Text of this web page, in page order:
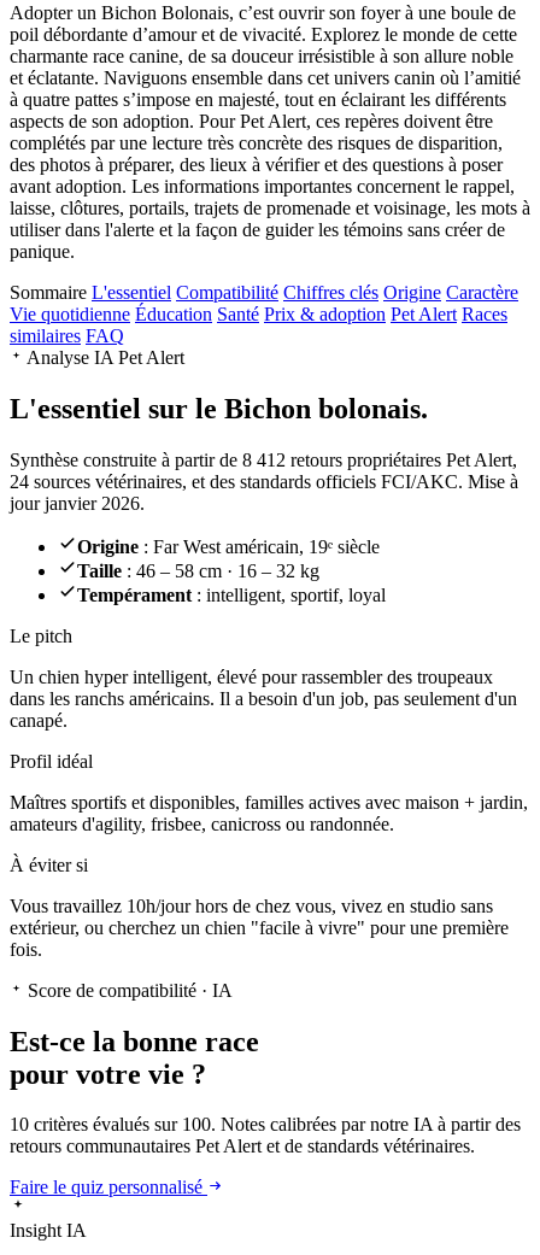
Adopter un Bichon Bolonais, c’est ouvrir son foyer à une boule de
poil débordante d’amour et de vivacité. Explorez le monde de cette
charmante race canine, de sa douceur irrésistible à son allure noble
et éclatante. Naviguons ensemble dans cet univers canin où l’amitié
à quatre pattes s’impose en majesté, tout en éclairant les différents
aspects de son adoption. Pour Pet Alert, ces repères doivent être
complétés par une lecture très concrète des risques de disparition,
des photos à préparer, des lieux à vérifier et des questions à poser
avant adoption. Les informations importantes concernent le rappel,
laisse, clôtures, portails, trajets de promenade et voisinage, les mots à
utiliser dans l'alerte et la façon de guider les témoins sans créer de
panique.
Sommaire L'essentiel Compatibilité Chiffres clés Origine Caractère
Vie quotidienne Éducation Santé Prix & adoption Pet Alert Races
similaires FAQ
Analyse IA Pet Alert
L'essentiel sur le Bichon bolonais.
Synthèse construite à partir de 8 412 retours propriétaires Pet Alert,
24 sources vétérinaires, et des standards officiels FCI/AKC. Mise à
jour janvier 2026.
Origine : Far West américain, 19ᵉ siècle
Taille : 46 – 58 cm · 16 – 32 kg
Tempérament : intelligent, sportif, loyal
Le pitch
Un chien hyper intelligent, élevé pour rassembler des troupeaux
dans les ranchs américains. Il a besoin d'un job, pas seulement d'un
canapé.
Profil idéal
Maîtres sportifs et disponibles, familles actives avec maison + jardin,
amateurs d'agility, frisbee, canicross ou randonnée.
À éviter si
Vous travaillez 10h/jour hors de chez vous, vivez en studio sans
extérieur, ou cherchez un chien "facile à vivre" pour une première
fois.
Score de compatibilité · IA
Est-ce la bonne race
pour votre vie ?
10 critères évalués sur 100. Notes calibrées par notre IA à partir des
retours communautaires Pet Alert et de standards vétérinaires.
Faire le quiz personnalisé
Insight IA